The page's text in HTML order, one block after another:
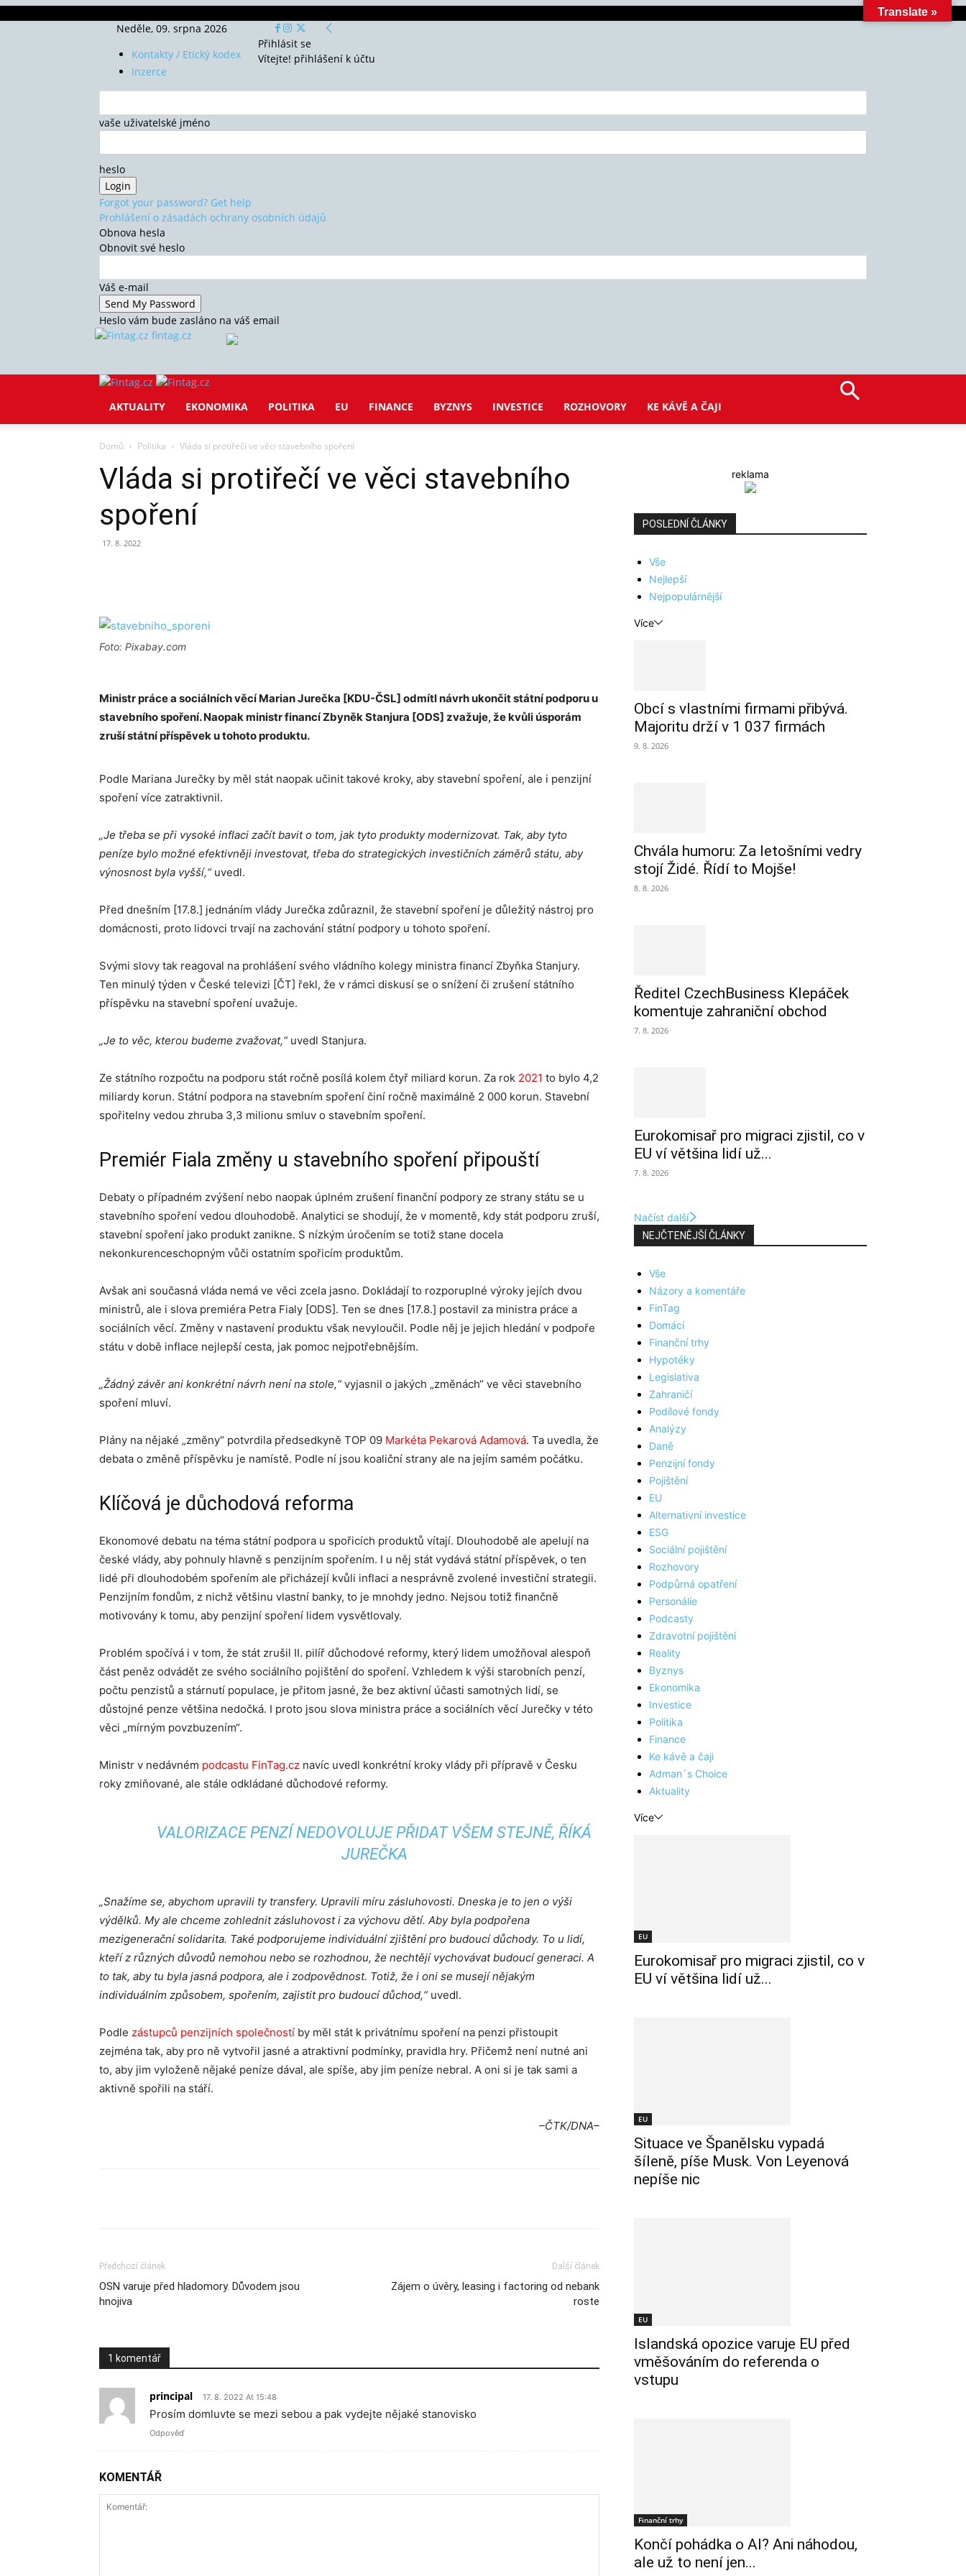
Neděle, 09. srpna 2026
Kontakty / Etický kodex
Inzerce
Přihlásit se
Vítejte! přihlášení k účtu
vaše uživatelské jméno
heslo
Forgot your password? Get help
Prohlášení o zásadách ochrany osobních údajů
Obnova hesla
Obnovit své heslo
Váš e-mail
Heslo vám bude zasláno na váš email
fintag.cz
AKTUALITY EKONOMIKA POLITIKA EU FINANCE BYZNYS INVESTICE ROZHOVORY KE KÁVĚ A ČAJI
Domů Politika Vláda si protiřečí ve věci stavebního spoření
Vláda si protiřečí ve věci stavebního
spoření
17. 8. 2022
Foto: Pixabay.com
Ministr práce a sociálních věcí Marian Jurečka [KDU-ČSL] odmítl návrh ukončit státní podporu u
stavebního spoření. Naopak ministr financí Zbyněk Stanjura [ODS] zvažuje, že kvůli úsporám
zruší státní příspěvek u tohoto produktu.
Podle Mariana Jurečky by měl stát naopak učinit takové kroky, aby stavební spoření, ale i penzijní
spoření více zatraktivnil.
„Je třeba se při vysoké inflaci začít bavit o tom, jak tyto produkty modernizovat. Tak, aby tyto
peníze bylo možné efektivněji investovat, třeba do strategických investičních záměrů státu, aby
výnosnost byla vyšší,“uvedl.
Před dnešním [17.8.] jednáním vlády Jurečka zdůraznil, že stavební spoření je důležitý nástroj pro
domácnosti, proto lidovci trvají na zachování státní podpory u tohoto spoření.
Svými slovy tak reagoval na prohlášení svého vládního kolegy ministra financí Zbyňka Stanjury.
Ten minulý týden v České televizi [ČT] řekl, že v rámci diskusí se o snížení či zrušení státního
příspěvku na stavební spoření uvažuje.
„Je to věc, kterou budeme zvažovat,“uvedl Stanjura.
Ze státního rozpočtu na podporu stát ročně posílá kolem čtyř miliard korun. Za rok 2021 to bylo 4,2
miliardy korun. Státní podpora na stavebním spoření činí ročně maximálně 2 000 korun. Stavební
spořitelny vedou zhruba 3,3 milionu smluv o stavebním spoření.
Premiér Fiala změny u stavebního spoření připouští
Debaty o případném zvýšení nebo naopak úplném zrušení finanční podpory ze strany státu se u
stavebního spoření vedou dlouhodobě. Analytici se shodují, že v momentě, kdy stát podporu zruší,
stavební spoření jako produkt zanikne. S nízkým úročením se totiž stane docela
nekonkurenceschopným vůči ostatním spořicím produktům.
Avšak ani současná vláda nemá ve věci zcela jasno. Dokládají to rozporuplné výroky jejích dvou
ministrů, ale i slova premiéra Petra Fialy [ODS]. Ten se dnes [17.8.] postavil za ministra práce a
sociálních věcí. Změny v nastavení produktu však nevyloučil. Podle něj je jejich hledání v podpoře
státu v době inflace nejlepší cesta, jak pomoc nejpotřebnějším.
„Žádný závěr ani konkrétní návrh není na stole,“vyjasnil o jakých „změnách“ ve věci stavebního
spoření mluví.
Plány na nějaké „změny“ potvrdila předsedkyně TOP 09 Markéta Pekarová Adamová. Ta uvedla, že
debata o změně příspěvku je namístě. Podle ní jsou koaliční strany ale na jejím samém počátku.
Klíčová je důchodová reforma
Ekonomové debatu na téma státní podpora u spořicích produktů vítají. Dlouhodobě ale apelují na
české vlády, aby pohnuly hlavně s penzijním spořením. I u něj stát vydává státní příspěvek, o ten
lidé při dlouhodobém spořením ale přicházejí kvůli inflaci a nesprávně zvolené investiční strategii.
Penzijním fondům, z nichž většinu vlastní banky, to je mnohdy jedno. Nejsou totiž finančně
motivovány k tomu, aby penzijní spoření lidem vysvětlovaly.
Problém spočívá i v tom, že stát zrušil II. pilíř důchodové reformy, který lidem umožňoval alespoň
část peněz odvádět ze svého sociálního pojištění do spoření. Vzhledem k výši starobních penzí,
počtu penzistů a stárnutí populace, je přitom jasné, že bez aktivní účasti samotných lidí, se
důstojné penze většina nedočká. I proto jsou slova ministra práce a sociálních věcí Jurečky v této
věci „mírným povzbuzením“.
Ministr v nedávném podcastu FinTag.cz navíc uvedl konkrétní kroky vlády při přípravě v Česku
roky zmiňované, ale stále odkládané důchodové reformy.
VALORIZACE PENZÍ NEDOVOLUJE PŘIDAT VŠEM STEJNĚ, ŘÍKÁ
JUREČKA
„Snažíme se, abychom upravili ty transfery. Upravili míru zásluhovosti. Dneska je to jen o výši
výdělků. My ale chceme zohlednit zásluhovost i za výchovu dětí. Aby byla podpořena
mezigenerační solidarita. Také podporujeme individuální zjištění pro budoucí důchody. To u lidí,
kteří z různých důvodů nemohou nebo se rozhodnou, že nechtějí vychovávat budoucí generaci. A
to tak, aby tu byla jasná podpora, ale i zodpovědnost. Totiž, že i oni se musejí nějakým
individuálním způsobem, spořením, zajistit pro budoucí důchod,“uvedl.
Podle zástupců penzijních společností by měl stát k privátnímu spoření na penzi přistoupit
zejména tak, aby pro ně vytvořil jasné a atraktivní podmínky, pravidla hry. Přičemž není nutné ani
to, aby jim vyloženě nějaké peníze dával, ale spíše, aby jim peníze nebral. A oni si je tak sami a
aktivně spořili na stáří.
–ČTK/DNA–
Předchozí článek
OSN varuje před hladomory. Důvodem jsou
hnojiva
Další článek
Zájem o úvěry, leasing i factoring od nebank
roste
1 komentář
principal 17. 8. 2022 At 15:48
Prosím domluvte se mezi sebou a pak vydejte nějaké stanovisko
Odpověď
KOMENTÁŘ
reklama
POSLEDNÍ ČLÁNKY
Vše
Nejlepší
Nejpopulárnější
Více
Obcí s vlastními firmami přibývá.
Majoritu drží v 1 037 firmách
9. 8. 2026
Chvála humoru: Za letošními vedry
stojí Židé. Řídí to Mojše!
8. 8. 2026
Ředitel CzechBusiness Klepáček
komentuje zahraniční obchod
7. 8. 2026
Eurokomisař pro migraci zjistil, co v
EU ví většina lidí už...
7. 8. 2026
Načíst další
NEJČTENĚJŠÍ ČLÁNKY
Vše
Názory a komentáře
FinTag
Domácí
Finanční trhy
Hypotéky
Legislativa
Zahraničí
Podílové fondy
Analýzy
Daně
Penzijní fondy
Pojištění
EU
Alternativní investice
ESG
Sociální pojištění
Rozhovory
Podpůrná opatření
Personálie
Podcasty
Zdravotní pojištění
Reality
Byznys
Ekonomika
Investice
Politika
Finance
Ke kávě a čaji
Adman´s Choice
Aktuality
Více
EU
Eurokomisař pro migraci zjistil, co v
EU ví většina lidí už...
EU
Situace ve Španělsku vypadá
šíleně, píše Musk. Von Leyenová
nepíše nic
EU
Islandská opozice varuje EU před
vměšováním do referenda o
vstupu
Finanční trhy
Končí pohádka o AI? Ani náhodou,
ale už to není jen...
Translate »